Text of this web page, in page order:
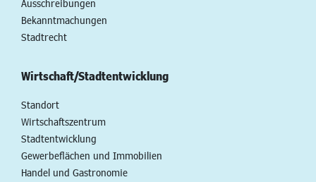
Ausschreibungen
Bekanntmachungen
Stadtrecht
Wirtschaft/Stadtentwicklung
Standort
Wirtschaftszentrum
Stadtentwicklung
Gewerbeflächen und Immobilien
Handel und Gastronomie